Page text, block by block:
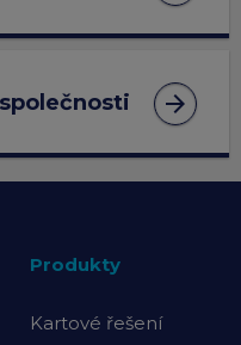
arrow_forward
Produkty
Kartové řešení